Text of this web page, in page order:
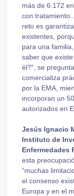
más de 6.172
con tratamiento.
reto es
existentes,
para una
saber que
él?”, se
comercializa
por la EMA,
incorporan un
autorizados en
Jesús Ignacio
Instituto de
Enfermedades
esta
“muchas
el consenso
Europa y en el